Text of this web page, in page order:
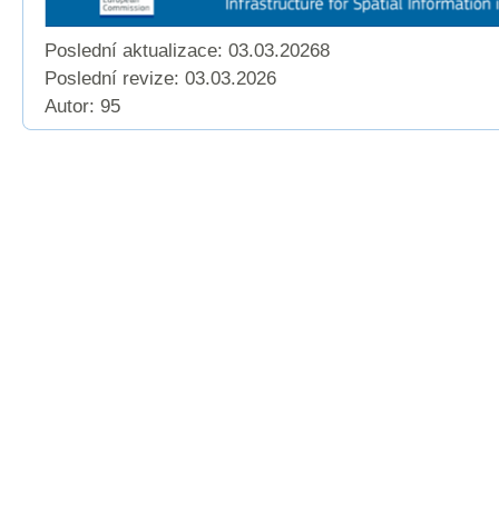
Poslední aktualizace: 03.03.20268
Poslední revize: 03.03.2026
Autor: 95